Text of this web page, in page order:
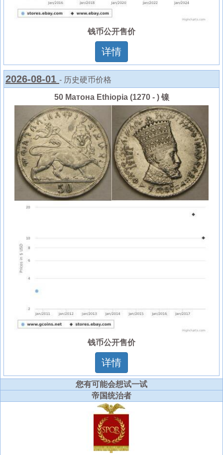
钱币公开售价
详情
2026-08-01 - 历史硬币价格
50 Матона Ethiopia (1270 - ) 镍
钱币公开售价
详情
您有可能会想试一试
帝国统治者